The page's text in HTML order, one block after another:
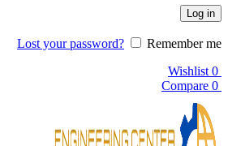
Log in
Lost your password?
Remember me
0
Wishlist
0
Compare